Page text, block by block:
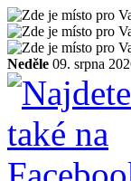
Neděle 09. srpna